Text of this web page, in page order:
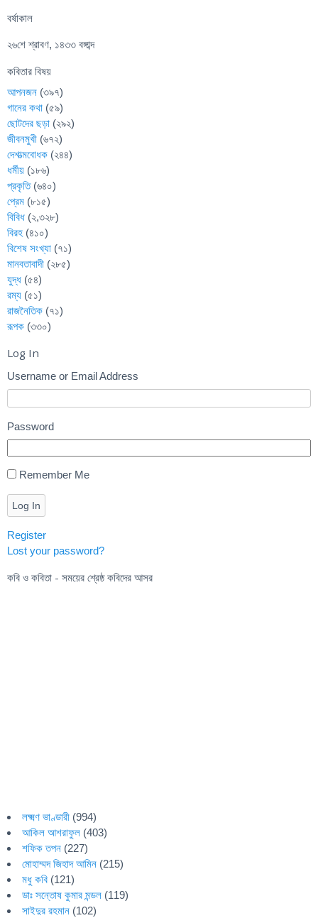
বর্ষাকাল
২৬শে শ্রাবণ, ১৪৩৩ বঙ্গাব্দ
কবিতার বিষয়
আপনজন (৩৯৭)
গানের কথা (৫৯)
ছোটদের ছড়া (২৯২)
জীবনমুখী (৬৭২)
দেশাত্মবোধক (২৪৪)
ধর্মীয় (১৮৬)
প্রকৃতি(৬৪০)
প্রেম (৮১৫)
বিবিধ (২,৩২৮)
বিরহ (৪১০)
বিশেষ সংখ্যা (৭১)
মানবতাবাদী (২৮৫)
যুদ্ধ (৫৪)
রম্য (৫১)
রাজনৈতিক (৭১)
রূপক (৩৩০)
Log In
Username or Email Address
Password
Remember Me
Log In
Register
Lost your password?
কবি ও কবিতা - সময়ের শ্রেষ্ঠ কবিদের আসর
লক্ষ্মণ ভাণ্ডারী (994)
আকিল আশরাফুল (403)
শফিক তপন (227)
মোহাম্মদ জিহাদ আমিন (215)
মধু কবি (121)
ডাঃ সন্তোষ কুমার মন্ডল (119)
সাইদুর রহমান (102)